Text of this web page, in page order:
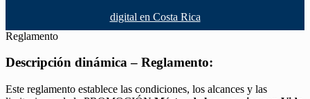
digital en Costa Rica
Reglamento
Descripción dinámica – Reglamento:
Este reglamento establece las condiciones, los alcances y las